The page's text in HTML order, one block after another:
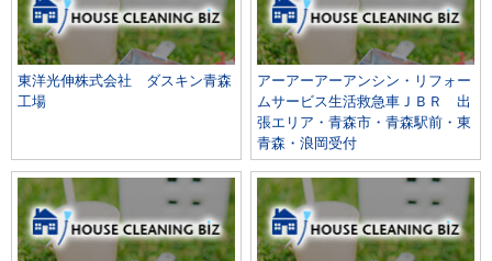
東洋光伸株式会社 ダスキン青森
工場
アーアーアーアンシン・リフォー
ムサービス生活救急車ＪＢＲ 出
張エリア・青森市・青森駅前・東
青森・浪岡受付